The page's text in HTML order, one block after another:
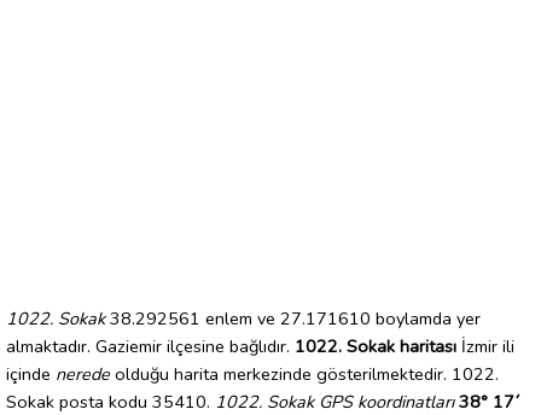
1022. Sokak38.292561 enlem ve 27.171610 boylamda yer
almaktadır. Gaziemir ilçesine bağlıdır. 1022. Sokak haritası İzmir ili
içinde nerede olduğu harita merkezinde gösterilmektedir. 1022.
Sokak posta kodu 35410. 1022. Sokak GPS koordinatları 38° 17´